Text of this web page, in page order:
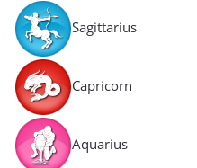
Sagittarius
Capricorn
Aquarius